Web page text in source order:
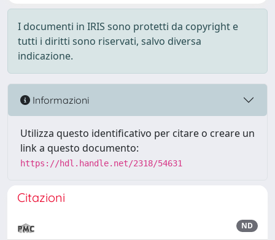
I documenti in IRIS sono protetti da copyright e
tutti i diritti sono riservati, salvo diversa
indicazione.
Informazioni
Utilizza questo identificativo per citare o creare un
link a questo documento:
https://hdl.handle.net/2318/54631
Citazioni
ND